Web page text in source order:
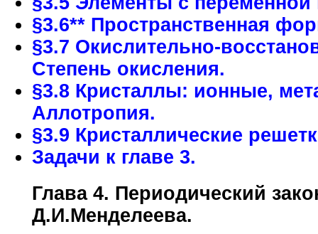
§3.6** Пространственная
§3.7 Окислительно-
Степень окисления.
§3.8 Кристаллы: ионные,
Аллотропия.
§3.9 Кристаллические
Задачи к главе 3.
Глава 4. Периодический
Д.И.Менделеева.